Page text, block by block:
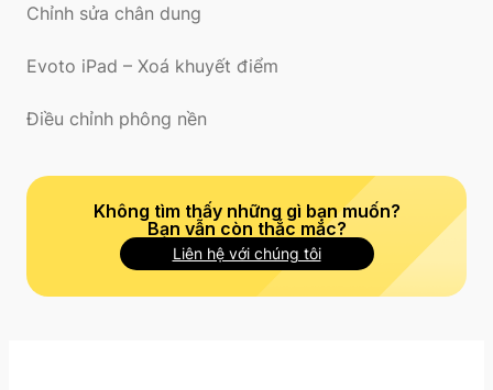
Chỉnh sửa chân dung
Evoto iPad – Xoá khuyết điểm
Điều chỉnh phông nền
Không tìm thấy những gì bạn muốn?
Bạn vẫn còn thắc mắc?
Liên hệ với chúng tôi